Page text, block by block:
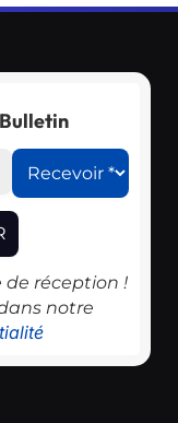
réception !
notre